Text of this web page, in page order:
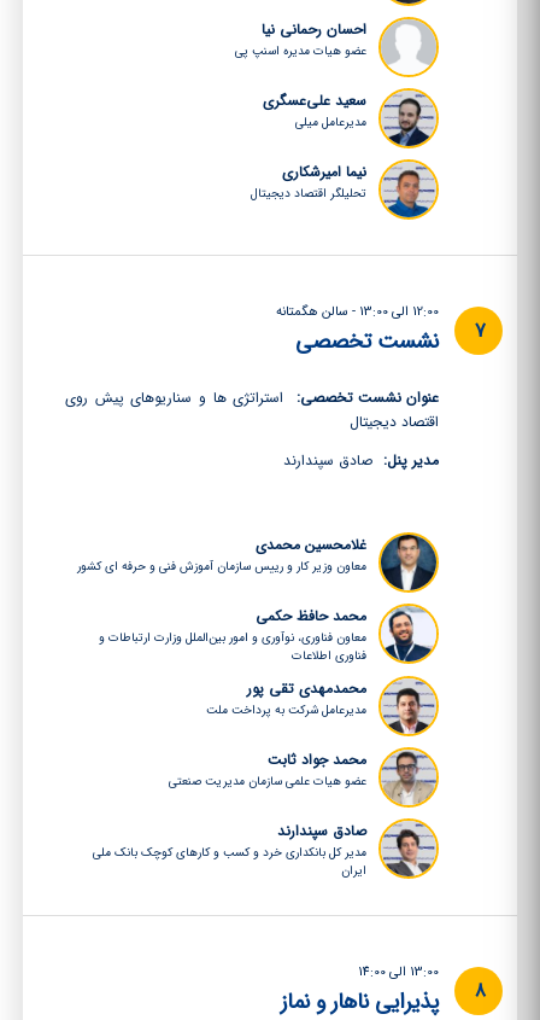
احسان رحمانی نیا
عضو هیات مدیره اسنپ پی
سعید علی‌عسگری
مدیرعامل میلی
نیما امیرشکاری
تحلیلگر اقتصاد دیجیتال
12:00 الی 13:00 - سالن هگمتانه
نشست تخصصی
عنوان نشست تخصصی:
استراتژی ها و سناریوهای پیش روی
اقتصاد دیجیتال
مدیر پنل: صادق سپندارند
غلامحسین محمدی
معاون وزیر کار و رییس سازمان آموزش فنی و حرفه ای کشور
محمد حافظ حکمی
معاون فناوری، نوآوری و امور بین‌الملل وزارت ارتباطات و
فناوری اطلاعات
محمدمهدی تقی پور
مدیرعامل شرکت به پرداخت ملت
محمد جواد ثابت
عضو هیات علمی سازمان مدیریت صنعتی
صادق سپندارند
مدیر کل بانکداری خرد و کسب و کارهای کوچک بانک ملی
ایران
7
13:00 الی 14:00
پذیرایی ناهار و نماز 8